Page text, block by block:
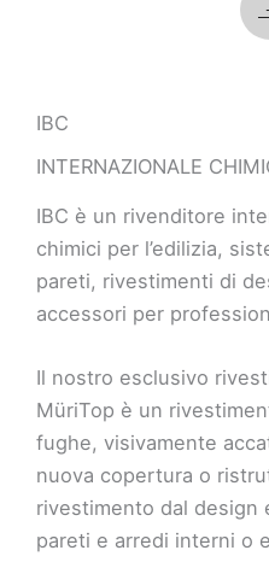
IBC
INTERNAZIONALE
IBC è un rivenditore
chimici per l’edilizia,
pareti, rivestimenti di
accessori per
Il nostro esclusivo
MüriTop è un
fughe, visivamente
nuova copertura o
rivestimento dal design
pareti e arredi interni o